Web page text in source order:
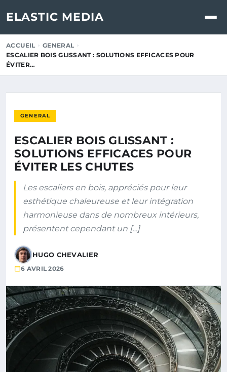
ELASTIC MEDIA
ACCUEIL
GENERAL
ESCALIER BOIS GLISSANT : SOLUTIONS EFFICACES POUR
ÉVITER…
GENERAL
ESCALIER BOIS GLISSANT :
SOLUTIONS EFFICACES POUR
ÉVITER LES CHUTES
Les escaliers en bois, appréciés pour leur
esthétique chaleureuse et leur intégration
harmonieuse dans de nombreux intérieurs,
présentent cependant un […]
HUGO CHEVALIER
6 AVRIL 2026